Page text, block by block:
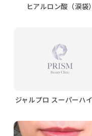
ヒアルロン酸（涙袋）
ジャルプロ スーパーハ